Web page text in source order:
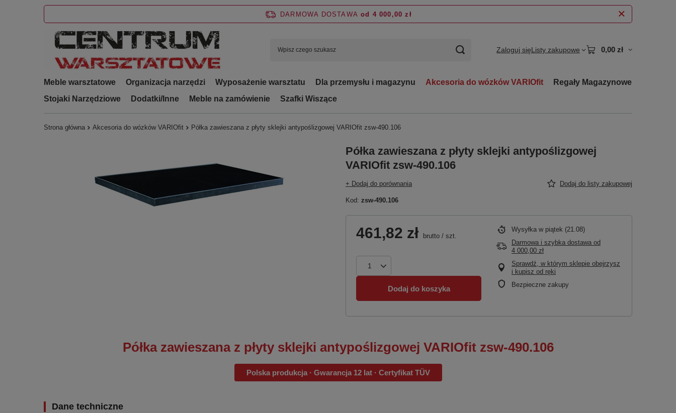
DARMOWA DOSTAWA od 4 000,00 zł
Zaloguj sięListy zakupowe 0,00 zł
Meble warsztatowe Organizacja narzędzi Wyposażenie warsztatu Dla przemysłu i magazynu Akcesoria do wózków VARIOfit
Regały Magazynowe
Stojaki Narzędziowe
Dodatki/Inne Meble na zamówienie Szafki Wiszące
Strona główna Akcesoria do wózków VARIOfit Półka zawieszana z płyty sklejki antypoślizgowej VARIOfit zsw-490.106
Półka zawieszana z płyty sklejki antypoślizgowej
VARIOfit zsw-490.106
+ Dodaj do porównania Dodaj do listy zakupowej
Kod: zsw-490.106
461,82 zł brutto / szt.
Dodaj do koszyka
Wysyłka w piątek (21.08)
Darmowa i szybka dostawa od
4 000,00 zł
Sprawdź, w którym sklepie obejrzysz
i kupisz od ręki
Bezpieczne zakupy
Półka zawieszana z płyty sklejki antypoślizgowej VARIOfit zsw-490.106
Polska produkcja · Gwarancja 12 lat · Certyfikat TÜV
Dane techniczne